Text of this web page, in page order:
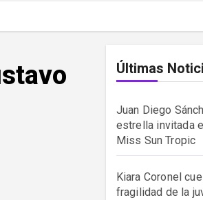
Últimas
Juan Diego
estrella invitada
Miss Sun Tropic
Kiara Coronel
fragilidad de la